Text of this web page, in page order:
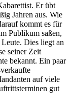
Er übt
Jahren aus. Wie
kommt es für
Publikum saßen,
Dies liegt an
seiner Zeit
bekannt. Ein paar
auf viele
gut